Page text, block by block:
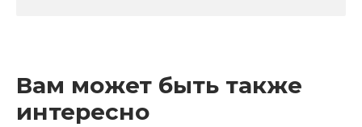
Вам может быть также
интересно